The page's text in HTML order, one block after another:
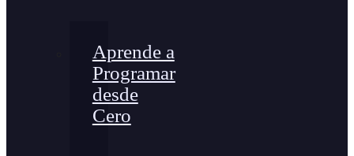
Aprende a
Programar
desde
Cero